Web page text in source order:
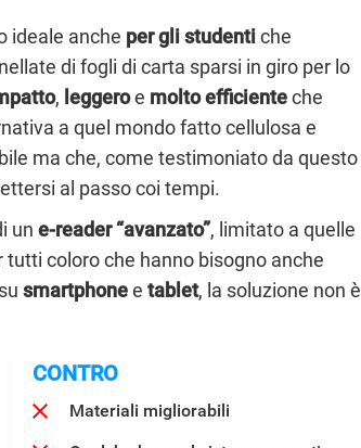
ideale anche per gli studentiche
di fogli di carta sparsi in giro per lo
, leggeroe moltoefficienteche
a quel mondo fatto cellulosa e
ma che, come testimoniato da questo
al passo coi tempi.
un e-reader “avanzato”, limitato a quelle
coloro che hanno bisogno anche
smartphonee tablet, la soluzione non è
CONTRO
Materiali migliorabili